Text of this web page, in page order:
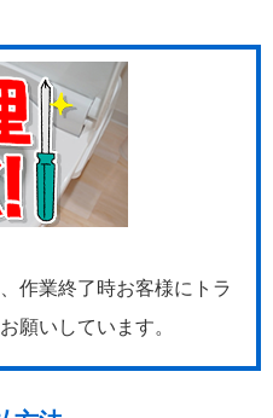
作業終了時お客様にトラ
願いしています。